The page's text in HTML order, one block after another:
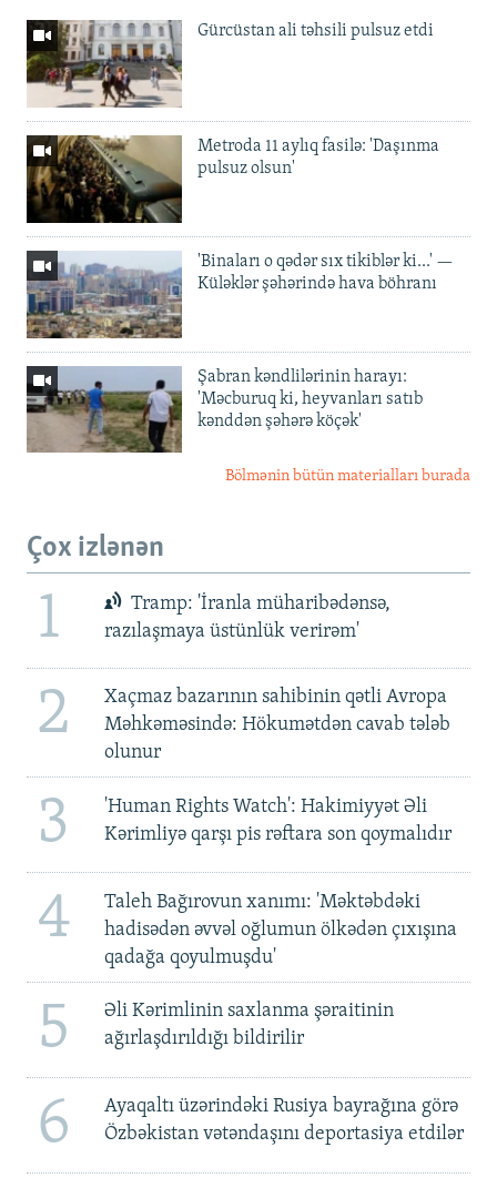
Gürcüstan ali təhsili pulsuz etdi
Metroda 11 aylıq fasilə: 'Daşınma
pulsuz olsun'
'Binaları o qədər sıx tikiblər ki...' —
Küləklər şəhərində hava böhranı
Şabran kəndlilərinin harayı:
'Məcburuq ki, heyvanları satıb
kənddən şəhərə köçək'
Bölmənin bütün materialları burada
Çox izlənən
1
Tramp: 'İranla müharibədənsə,
razılaşmaya üstünlük verirəm'
2
Xaçmaz bazarının sahibinin qətli Avropa
Məhkəməsində: Hökumətdən cavab tələb
olunur
3
'Human Rights Watch': Hakimiyyət Əli
Kərimliyə qarşı pis rəftara son qoymalıdır
4
Taleh Bağırovun xanımı: 'Məktəbdəki
hadisədən əvvəl oğlumun ölkədən çıxışına
qadağa qoyulmuşdu'
5
Əli Kərimlinin saxlanma şəraitinin
ağırlaşdırıldığı bildirilir
6
Ayaqaltı üzərindəki Rusiya bayrağına görə
Özbəkistan vətəndaşını deportasiya etdilər